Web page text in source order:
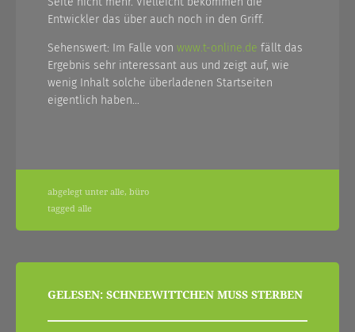
Entwickler das über auch noch in den Griff.
Sehenswert: Im Falle von www.t-online.de fällt das
Ergebnis sehr interessant aus und zeigt auf, wie
wenig Inhalt solche überladenen Startseiten
eigentlich haben…
abgelegt unter alle, büro
tagged alle
beitragsnavigation
GELESEN: SCHNEEWITTCHEN MUSS STERBEN